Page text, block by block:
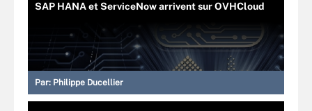
SAP HANA et ServiceNow arrivent sur OVHCloud
Par: Philippe Ducellier